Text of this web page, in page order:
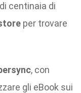
centinaia di
per trovare
, con
gli eBook sui